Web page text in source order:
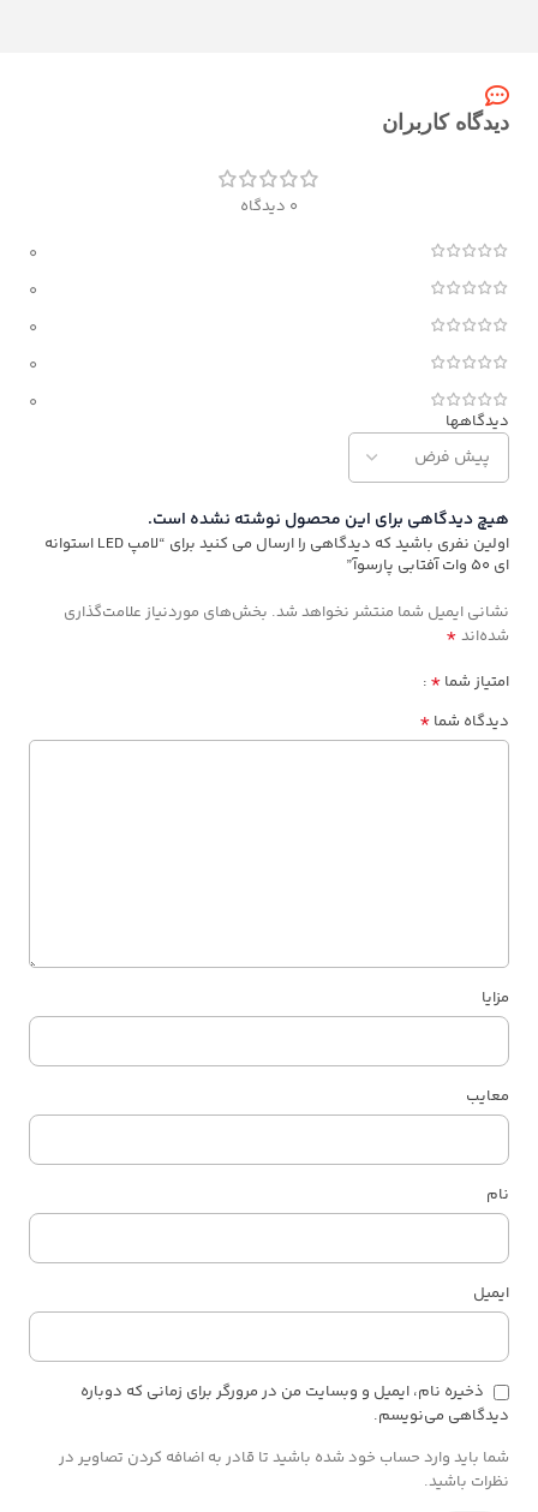
دیدگاه کاربران
0 دیدگاه
0
0
0
0
0
دیدگاهها
هیچ دیدگاهی برای این محصول نوشته نشده است.
اولین نفری باشید که دیدگاهی را ارسال می کنید برای “لامپ LED استوانه
ای 50 وات آفتابی پارسوآ”
نشانی ایمیل شما منتشر نخواهد شد. بخش‌های موردنیاز علامت‌گذاری
شده‌اند *
امتیاز شما *
دیدگاه شما *
مزایا
معایب
نام
ایمیل
ذخیره نام، ایمیل و وبسایت من در مرورگر برای زمانی که دوباره
دیدگاهی می‌نویسم.
شما باید وارد حساب خود شده باشید تا قادر به اضافه کردن تصاویر در
نظرات باشید.